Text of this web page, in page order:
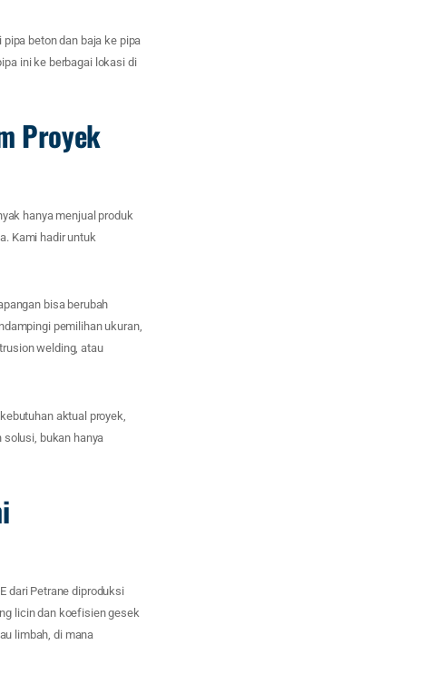
beton dan baja ke pipa
ini ke berbagai lokasi di
Proyek
hanya menjual produk
Kami hadir untuk
bisa berubah
pemilihan ukuran,
welding, atau
aktual proyek,
bukan hanya
dari Petrane diproduksi
licin dan koefisien gesek
limbah, di mana